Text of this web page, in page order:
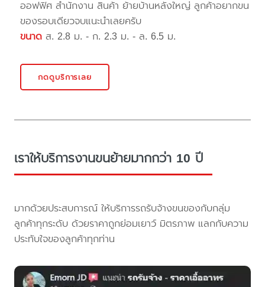
ออฟฟิศ สำนักงาน สินค้า ย้ายบ้านหลังใหญ่ ลูกค้าอยากขน
ของรอบเดียวจบแนะนำเลยครับ
ขนาด ส. 2.8 ม. - ก. 2.3 ม. - ล. 6.5 ม.
กดดูบริการเลย
เราให้บริการงานขนย้ายมากกว่า 10 ปี
มากด้วยประสบการณ์ ให้บริการรถรับจ้างขนของกับกลุ่ม
ลูกค้าทุกระดับ ด้วยราคาถูกย่อมเยาว์ มิตรภาพ แลกกับความ
ประทับใจของลูกค้าทุกท่าน